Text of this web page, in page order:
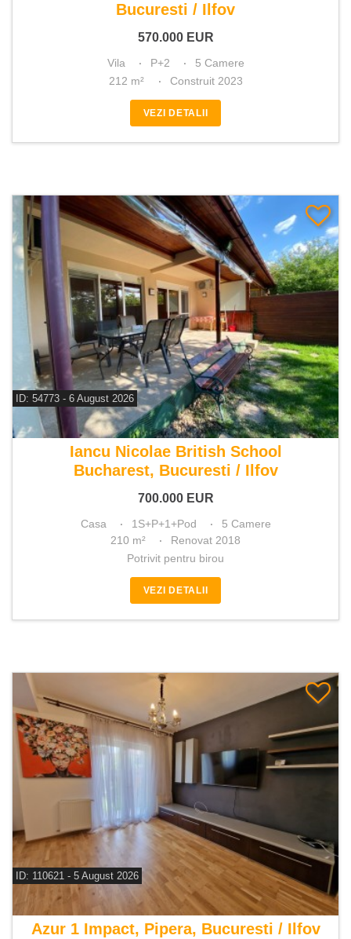
Bucuresti / Ilfov
570.000 EUR
Vila P+2
5 Camere
212 m²
Construit 2023
VEZI DETALII
ID: 54773 - 6 August 2026
De vanzare casa 5 camere
Iancu Nicolae British School
Bucharest, Bucuresti / Ilfov
700.000 EUR
Casa 1S+P+1+Pod
5 Camere
210 m²
Renovat 2018
Potrivit pentru birou
VEZI DETALII
ID: 110621 - 5 August 2026
De vanzare casa 4 camere
Azur 1 Impact, Pipera, Bucuresti / Ilfov